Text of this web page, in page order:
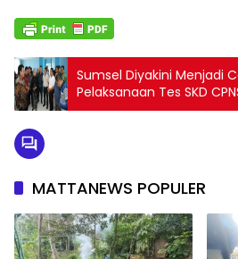
Sumsel Diyakini Menjadi
Pelaksanaan Tes SKD
MATTANEWS POPULER